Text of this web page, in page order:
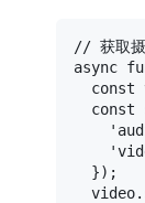
// 获取摄
async
const
const
  });
  video.